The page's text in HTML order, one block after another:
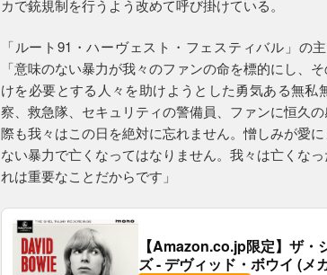
カで銃規制を行うよう改めて呼び掛けている。
「ルート91・ハーヴェスト・フェスティバル」の
「意味のない暴力が我々のファンの命を標的にし
けを必要とする人々を助けようとした勇気ある無
察、救急隊、セキュリティの警備員、ファンに恒久
際も我々はこの日を絶対に忘れません。憎しみが愛
ない暴力で亡くなってはなりません。我々は亡くな
れは重要なことだからです」
【Amazon.co.jp限定】ザ
ズ - デヴィッド・ボウイ (メ